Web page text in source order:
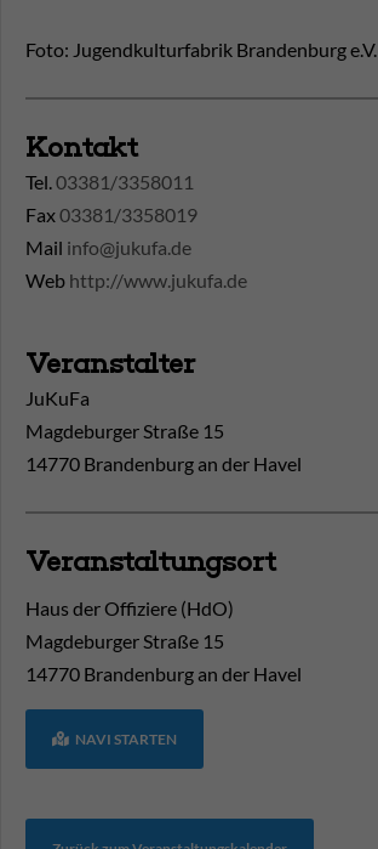
Foto: Jugendkulturfabrik Brandenburg e.V.
Kontakt
Tel.03381/3358011
Fax03381/3358019
Mail info@jukufa.de
Web http://www.jukufa.de
Veranstalter
JuKuFa
Magdeburger Straße 15
14770 Brandenburg an der Havel
Veranstaltungsort
Haus der Offiziere (HdO)
Magdeburger Straße 15
14770 Brandenburg an der Havel
NAVI STARTEN